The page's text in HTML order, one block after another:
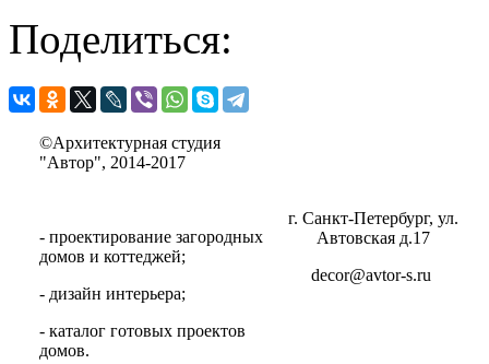
Поделиться:
©Архитектурная студия
"Автор", 2014-2017
- проектирование загородных
домов и коттеджей;
- дизайн интерьера;
- каталог готовых проектов
домов.
г. Санкт-Петербург, ул.
Автовская д.17
decor@avtor-s.ru